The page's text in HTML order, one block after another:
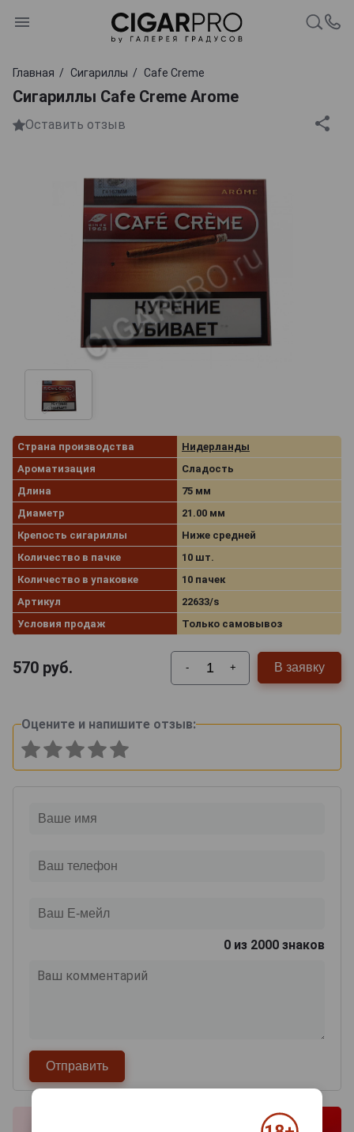
Главная Сигариллы Cafe Creme
Сигариллы Cafe Creme Arome
Оставить отзыв
Страна производства
Нидерланды
Ароматизация
Сладость
Длина
75 мм
Диаметр
21.00 мм
Крепость сигариллы
Ниже средней
Количество в пачке
10 шт.
Количество в упаковке
10 пачек
Артикул
22633/s
Условия продаж
Только самовывоз
570 руб. - + В заявку
Оцените и напишите отзыв:
0 из 2000 знаков